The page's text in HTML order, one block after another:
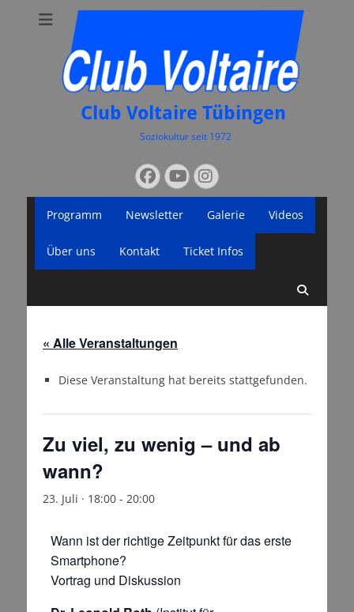
Club Voltaire Tübingen
Soziokultur seit 1972
nach:
Facebook
YouTube
Instagram
Menü
Inhalt
Programm Newsletter Galerie Videos
Über uns Kontakt Ticket Infos
« Alle Veranstaltungen
Diese Veranstaltung hat bereits stattgefunden.
Zu viel, zu wenig – und ab
wann?
23. Juli · 18:00 - 20:00
Wann ist der richtige Zeitpunkt für das erste
Smartphone?
Vortrag und Diskussion